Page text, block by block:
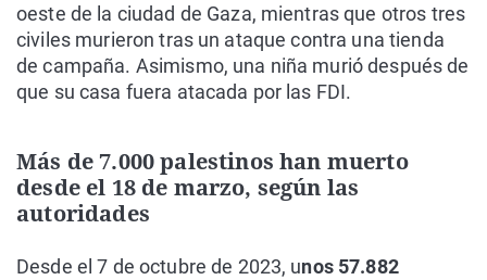
oeste de la ciudad de Gaza, mientras que otros tres
civiles murieron tras un ataque contra una tienda
de campaña. Asimismo, una niña murió después de
que su casa fuera atacada por las FDI.
Más de 7.000 palestinos han muerto
desde el 18 de marzo, según las
autoridades
Desde el 7 de octubre de 2023, unos 57.882